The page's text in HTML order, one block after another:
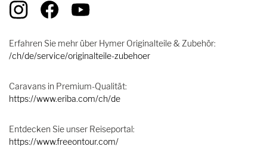
Erfahren Sie mehr über Hymer Originalteile & Zubehör:
/ch/de/service/originalteile-zubehoer
Caravans in Premium-Qualität:
https://www.eriba.com/ch/de
Entdecken Sie unser Reiseportal:
https://www.freeontour.com/